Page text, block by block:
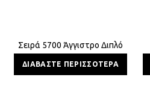
Σειρά 5700 Άγγιστρο Διπλό
ΔΙΑΒΆΣΤΕ ΠΕΡΙΣΣΌΤΕΡΑ